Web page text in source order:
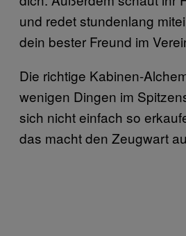
und redet stundenlang
dein bester Freund im
Die richtige Kabinen-
wenigen Dingen im
sich nicht einfach so
das macht den Zeugwart